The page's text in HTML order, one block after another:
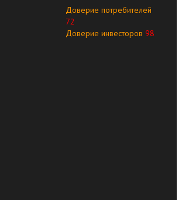
Доверие потребителей
72
Доверие инвесторов 98